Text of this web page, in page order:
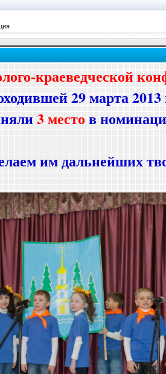
краеведческой
29 марта
3 местов
им дальнейших